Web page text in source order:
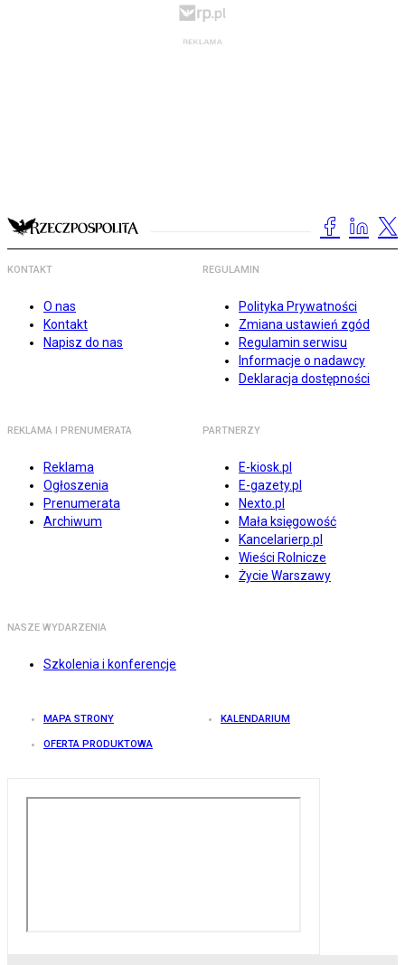
KONTAKT
O nas
Kontakt
Napisz do nas
REGULAMIN
Polityka Prywatności
Zmiana ustawień zgód
Regulamin serwisu
Informacje o nadawcy
Deklaracja dostępności
REKLAMA I PRENUMERATA
Reklama
Ogłoszenia
Prenumerata
Archiwum
PARTNERZY
E-kiosk.pl
E-gazety.pl
Nexto.pl
Mała księgowość
Kancelarierp.pl
Wieści Rolnicze
Życie Warszawy
NASZE WYDARZENIA
Szkolenia i konferencje
MAPA STRONY KALENDARIUM
OFERTA PRODUKTOWA